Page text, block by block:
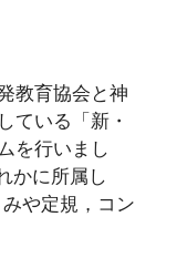
教育協会と神
ている「新・
を行いまし
かに所属し
や定規，コン